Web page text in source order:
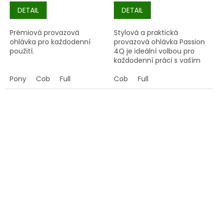
DETAIL
Prémiová provazová
ohlávka pro každodenní
použití.
Pony Cob Full
DETAIL
Stylová a praktická
provazová ohlávka Passion
4Q je ideální volbou pro
každodenní práci s vaším
Cob
Full